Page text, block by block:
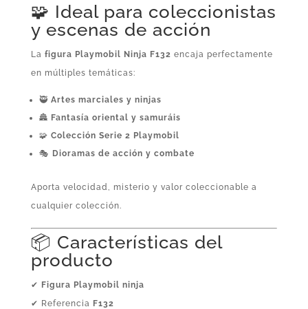
🧩 Ideal para coleccionistas
y escenas de acción
La figura Playmobil Ninja F132 encaja perfectamente
en múltiples temáticas:
🥷 Artes marciales y ninjas
🏯 Fantasía oriental y samuráis
🧩 Colección Serie 2 Playmobil
🎭 Dioramas de acción y combate
Aporta velocidad, misterio y valor coleccionable a
cualquier colección.
📦 Características del
producto
✔ Figura Playmobil ninja
✔ Referencia F132